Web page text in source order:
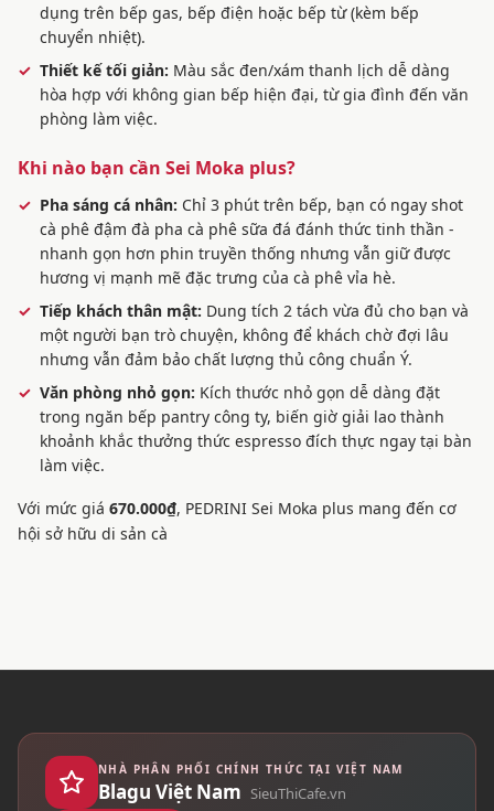
dụng trên bếp gas, bếp điện hoặc bếp từ (kèm bếp
chuyển nhiệt).
Thiết kế tối giản: Màu sắc đen/xám thanh lịch dễ dàng
hòa hợp với không gian bếp hiện đại, từ gia đình đến văn
phòng làm việc.
Khi nào bạn cần Sei Moka plus?
Pha sáng cá nhân: Chỉ 3 phút trên bếp, bạn có ngay shot
cà phê đậm đà pha cà phê sữa đá đánh thức tinh thần -
nhanh gọn hơn phin truyền thống nhưng vẫn giữ được
hương vị mạnh mẽ đặc trưng của cà phê vỉa hè.
Tiếp khách thân mật: Dung tích 2 tách vừa đủ cho bạn và
một người bạn trò chuyện, không để khách chờ đợi lâu
nhưng vẫn đảm bảo chất lượng thủ công chuẩn Ý.
Văn phòng nhỏ gọn: Kích thước nhỏ gọn dễ dàng đặt
trong ngăn bếp pantry công ty, biến giờ giải lao thành
khoảnh khắc thưởng thức espresso đích thực ngay tại bàn
làm việc.
Với mức giá 670.000₫, PEDRINI Sei Moka plus mang đến cơ
hội sở hữu di sản cà
NHÀ PHÂN PHỐI CHÍNH THỨC TẠI VIỆT NAM
Blagu Việt Nam SieuThiCafe.vn